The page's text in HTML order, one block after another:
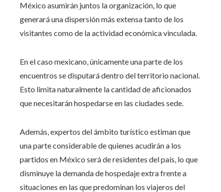
México asumirán juntos la organización, lo que
generará una dispersión más extensa tanto de los
visitantes como de la actividad económica vinculada.
En el caso mexicano, únicamente una parte de los
encuentros se disputará dentro del territorio nacional.
Esto limita naturalmente la cantidad de aficionados
que necesitarán hospedarse en las ciudades sede.
Además, expertos del ámbito turístico estiman que
una parte considerable de quienes acudirán a los
partidos en México será de residentes del país, lo que
disminuye la demanda de hospedaje extra frente a
situaciones en las que predominan los viajeros del